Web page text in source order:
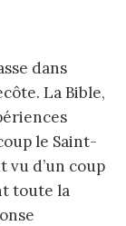
dans
La Bible,
le Saint-
vu d’un coup
toute la